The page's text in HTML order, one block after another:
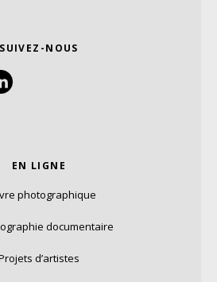
SUIVEZ-NOUS
EN LIGNE
photographique
documentaire
d’artistes